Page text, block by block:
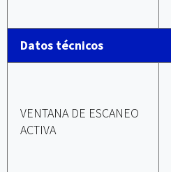
Datos técnicos
VENTANA DE ESCANEO
ACTIVA